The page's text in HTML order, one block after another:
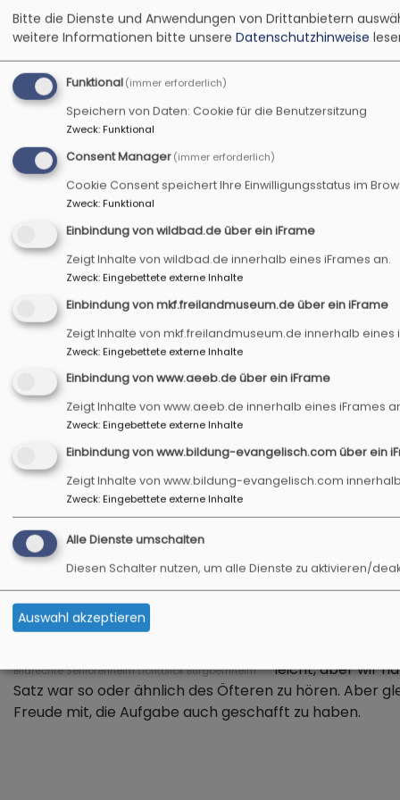
Bildrechte Heidi Wolfsgruber
Aus der Pfarrkonferenz
jüdisches Leben bei uns
pixabay
„Juden und Jüdinnen
später einmal
christlichen Dialog, in der
Tauben schweben ein
BildrechteSeniorenheim Lichtblick Burgbernheim
Jeden Tag
aus der Region
leicht, aber wir
Satz war so oder ähnlich des Öfteren zu hören. Aber
Freude mit, die Aufgabe auch geschafft zu haben.
Bitte die Dienste und Anwendungen von Drittanbietern
weitere Informationen bitte unsere Datenschutzhinweise
Funktional(immer erforderlich)
Speichern von Daten: Cookie für die Benutzersitzung
Zweck:Funktional
Consent Manager(immer erforderlich)
Cookie Consent speichert Ihre Einwilligungsstatus im
Zweck:Funktional
Einbindung von wildbad.de über ein iFrame
Zeigt Inhalte von wildbad.de innerhalb eines iFrames an.
Zweck:Eingebettete externe Inhalte
Einbindung von mkf.freilandmuseum.de über ein iFrame
Zeigt Inhalte von mkf.freilandmuseum.de innerhalb eines
Zweck:Eingebettete externe Inhalte
Einbindung von www.aeeb.de über ein iFrame
Zeigt Inhalte von www.aeeb.de innerhalb eines iFrames
Zweck:Eingebettete externe Inhalte
Einbindung von www.bildung-evangelisch.com über ein
Zeigt Inhalte von www.bildung-evangelisch.com
Zweck:Eingebettete externe Inhalte
Alle Dienste umschalten
Diesen Schalter nutzen, um alle Dienste zu aktivieren/
Auswahl akzeptieren